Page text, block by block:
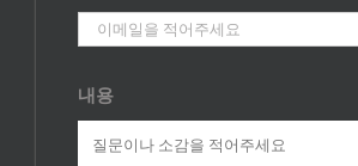
내용